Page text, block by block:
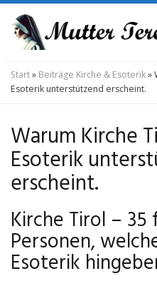
Skip
main
content
Start» Beiträge Kirche & Esoterik»
Esoterik unterstützend erscheint.
Warum Kirche
Esoterik
erscheint.
Kirche Tirol –
Personen,
Esoterik